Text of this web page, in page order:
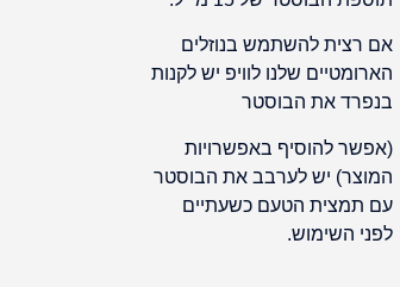
אם רצית להשתמש בנוזלים
הארומטיים שלנו לוויפ יש לקנות
בנפרד את הבוסטר
(אפשר להוסיף באפשרויות
המוצר) יש לערבב את הבוסטר
עם תמצית הטעם כשעתיים
לפני השימוש.